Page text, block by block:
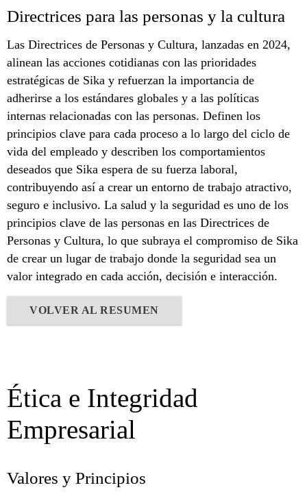
Directrices para las personas y la cultura
Las Directrices de Personas y Cultura, lanzadas en 2024,
alinean las acciones cotidianas con las prioridades
estratégicas de Sika y refuerzan la importancia de
adherirse a los estándares globales y a las políticas
internas relacionadas con las personas. Definen los
principios clave para cada proceso a lo largo del ciclo de
vida del empleado y describen los comportamientos
deseados que Sika espera de su fuerza laboral,
contribuyendo así a crear un entorno de trabajo atractivo,
seguro e inclusivo. La salud y la seguridad es uno de los
principios clave de las personas en las Directrices de
Personas y Cultura, lo que subraya el compromiso de Sika
de crear un lugar de trabajo donde la seguridad sea un
valor integrado en cada acción, decisión e interacción.
VOLVER AL RESUMEN
Ética e Integridad
Empresarial
Valores y Principios